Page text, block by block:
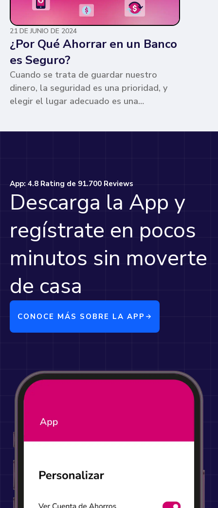
21 DE JUNIO DE 2024
¿Por Qué Ahorrar en un Banco
es Seguro?
Cuando se trata de guardar nuestro
dinero, la seguridad es una prioridad, y
elegir el lugar adecuado es una
App: 4.8 Rating de 91.700 Reviews
Descarga la App y
regístrate en pocos
minutos sin moverte
de casa
CONOCE MÁS SOBRE LA APP